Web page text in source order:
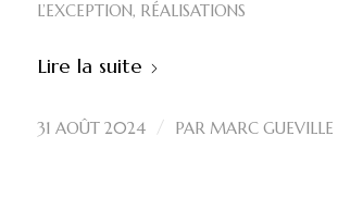
L’EXCEPTION, RÉALISATIONS
Lire la suite
31 AOÛT 2024 / PAR MARC GUEVILLE